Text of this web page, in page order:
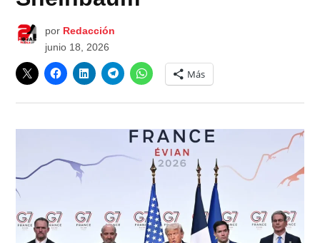
por Redacción
junio 18, 2026
Más